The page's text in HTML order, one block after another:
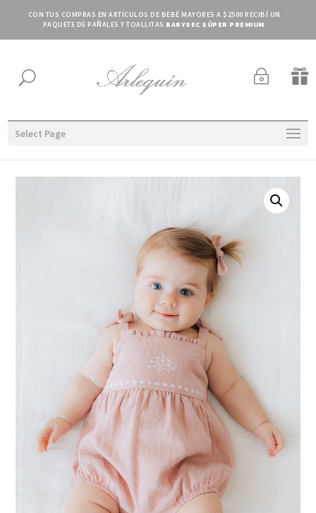
CON TUS COMPRAS EN ARTÍCULOS DE BEBÉ MAYORES A $2500 RECIBÍ UN
PAQUETE DE PAÑALES Y TOALLITAS BABYSEC SÚPER PREMIUM
U ~ 
Select Page